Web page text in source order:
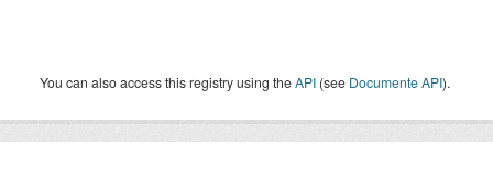
You can also access this registry using theAPI (see Documente API).